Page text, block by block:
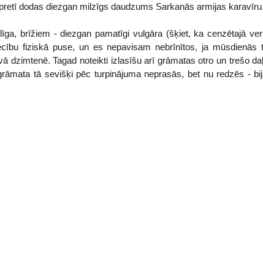
dodas diezgan milzīgs daudzums Sarkanās armijas karavīru.
brīžiem - diezgan pamatīgi vulgāra (šķiet, ka cenzētajā
fiziskā puse, un es nepavisam nebrīnītos, ja mūsdienās
dzimtenē. Tagad noteikti izlasīšu arī grāmatas otro un trešo
tā sevišķi pēc turpinājuma neprasās, bet nu redzēs -